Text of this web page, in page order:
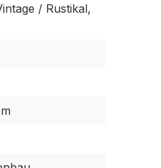
/ Rustikal,